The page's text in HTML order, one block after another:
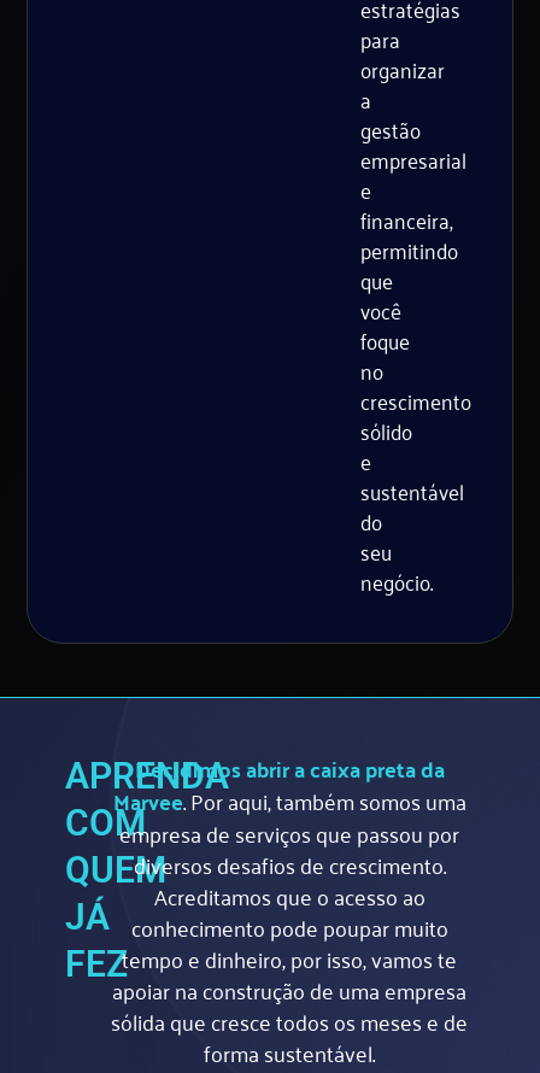
estratégias
para
organizar
a
gestão
empresarial
e
financeira,
permitindo
que
você
foque
no
crescimento
sólido
e
sustentável
do
seu
negócio.
APRENDA
COM
QUEM
JÁ
FEZ
Decidimos abrir a caixa preta da
Marvee. Por aqui, também somos uma
empresa de serviços que passou por
diversos desafios de crescimento.
Acreditamos que o acesso ao
conhecimento pode poupar muito
tempo e dinheiro, por isso, vamos te
apoiar na construção de uma empresa
sólida que cresce todos os meses e de
forma sustentável.